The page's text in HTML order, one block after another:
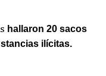
hallaron 20 sacos
ilícitas.